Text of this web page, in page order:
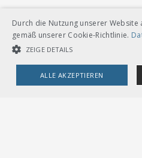
VERBAND ÖFFENTLICHER VERKEHR
Dählhölzliweg 12
CH-3005 Bern
Durch die Nutzung unserer Website
gemäß unserer Cookie-Richtlinie.
ZEIGE DETAILS
ALLE AKZEPTIEREN